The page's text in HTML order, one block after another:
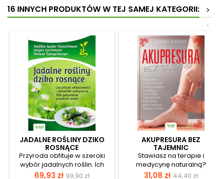
16 INNYCH PRODUKTÓW W TEJ SAMEJ KATEGORII:
>
<
JADALNE ROŚLINY DZIKO
ROSNĄCE
Przyroda obfituje w szeroki
wybór jadalnych roślin. Ich
niezwykłe właściwości znane
Cena
69,93 zł Cena
99,90 zł
AKUPRESURA BEZ
TAJEMNIC
Stawiasz na terapie i
medycynę naturalną?
Interesujesz się Tradycyjną
Cena
31,08 zł Cena
44,40 zł